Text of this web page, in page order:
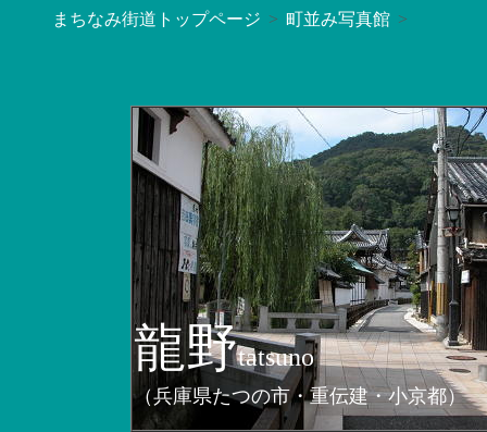
まちなみ街道トップページ 町並み写真館
龍野tatsuno
（兵庫県たつの市・重伝建・小京都）